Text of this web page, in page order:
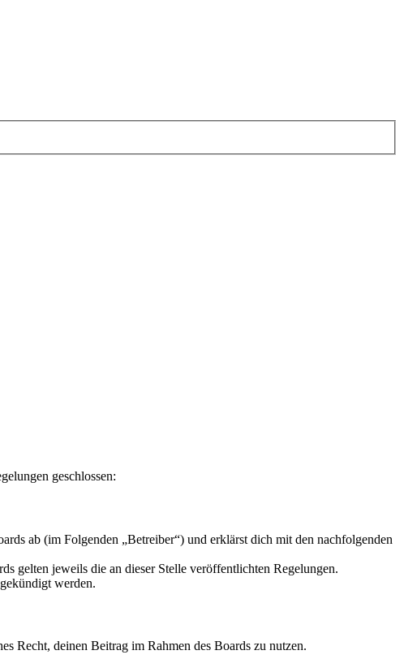
geschlossen:
ab (im Folgenden „Betreiber“) und erklärst dich mit den nachfolgenden
gelten jeweils die an dieser Stelle veröffentlichten Regelungen.
werden.
Recht, deinen Beitrag im Rahmen des Boards zu nutzen.